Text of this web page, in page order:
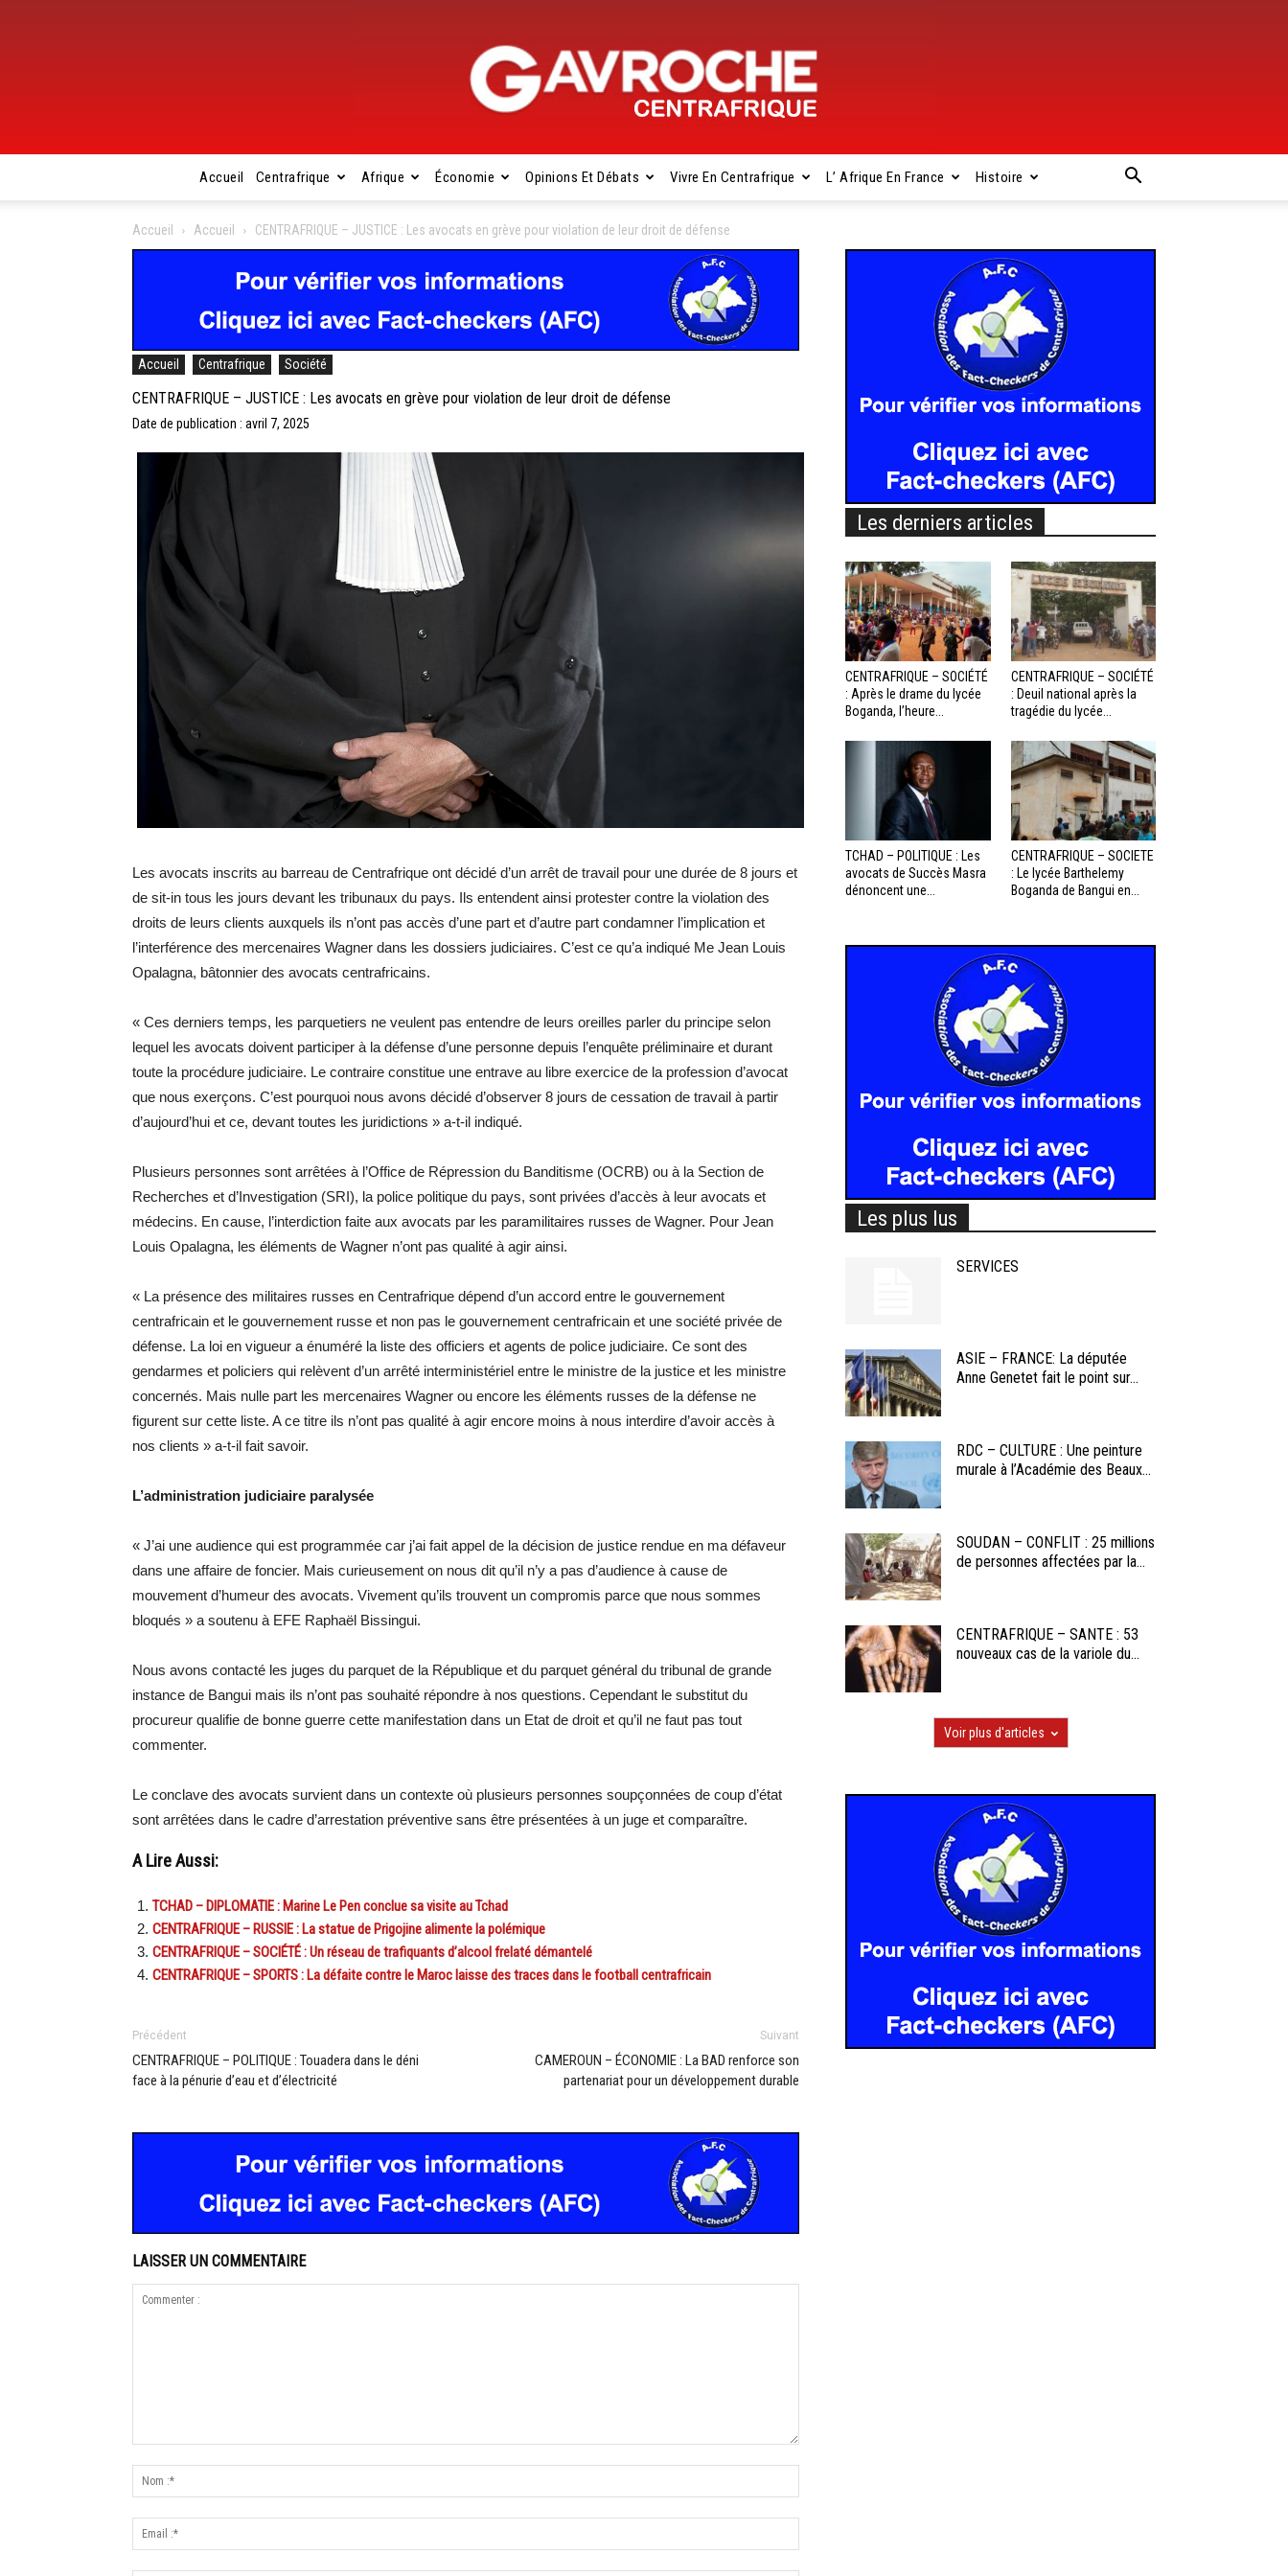
Centrafrique
Accueil Centrafrique Afrique Économie Opinions Et Débats Vivre En Centrafrique L’ Afrique En France Histoire
Accueil Accueil CENTRAFRIQUE – JUSTICE : Les avocats en grève pour violation de leur droit de défense
Accueil Centrafrique Société
CENTRAFRIQUE – JUSTICE : Les avocats en grève pour violation de leur droit de défense
Date de publication : avril 7, 2025
Les avocats inscrits au barreau de Centrafrique ont décidé d’un arrêt de travail pour une durée de 8 jours et
de sit-in tous les jours devant les tribunaux du pays. Ils entendent ainsi protester contre la violation des
droits de leurs clients auxquels ils n’ont pas accès d’une part et d’autre part condamner l’implication et
l’interférence des mercenaires Wagner dans les dossiers judiciaires. C’est ce qu’a indiqué Me Jean Louis
Opalagna, bâtonnier des avocats centrafricains.
« Ces derniers temps, les parquetiers ne veulent pas entendre de leurs oreilles parler du principe selon
lequel les avocats doivent participer à la défense d’une personne depuis l’enquête préliminaire et durant
toute la procédure judiciaire. Le contraire constitue une entrave au libre exercice de la profession d’avocat
que nous exerçons. C’est pourquoi nous avons décidé d’observer 8 jours de cessation de travail à partir
d’aujourd’hui et ce, devant toutes les juridictions » a-t-il indiqué.
Plusieurs personnes sont arrêtées à l’Office de Répression du Banditisme (OCRB) ou à la Section de
Recherches et d’Investigation (SRI), la police politique du pays, sont privées d’accès à leur avocats et
médecins. En cause, l’interdiction faite aux avocats par les paramilitaires russes de Wagner. Pour Jean
Louis Opalagna, les éléments de Wagner n’ont pas qualité à agir ainsi.
« La présence des militaires russes en Centrafrique dépend d’un accord entre le gouvernement
centrafricain et le gouvernement russe et non pas le gouvernement centrafricain et une société privée de
défense. La loi en vigueur a énuméré la liste des officiers et agents de police judiciaire. Ce sont des
gendarmes et policiers qui relèvent d’un arrêté interministériel entre le ministre de la justice et les ministre
concernés. Mais nulle part les mercenaires Wagner ou encore les éléments russes de la défense ne
figurent sur cette liste. A ce titre ils n’ont pas qualité à agir encore moins à nous interdire d’avoir accès à
nos clients » a-t-il fait savoir.
L’administration judiciaire paralysée
« J’ai une audience qui est programmée car j’ai fait appel de la décision de justice rendue en ma défaveur
dans une affaire de foncier. Mais curieusement on nous dit qu’il n’y a pas d’audience à cause de
mouvement d’humeur des avocats. Vivement qu’ils trouvent un compromis parce que nous sommes
bloqués » a soutenu à EFE Raphaël Bissingui.
Nous avons contacté les juges du parquet de la République et du parquet général du tribunal de grande
instance de Bangui mais ils n’ont pas souhaité répondre à nos questions. Cependant le substitut du
procureur qualifie de bonne guerre cette manifestation dans un Etat de droit et qu’il ne faut pas tout
commenter.
Le conclave des avocats survient dans un contexte où plusieurs personnes soupçonnées de coup d’état
sont arrêtées dans le cadre d’arrestation préventive sans être présentées à un juge et comparaître.
A Lire Aussi:
TCHAD – DIPLOMATIE : Marine Le Pen conclue sa visite au Tchad
CENTRAFRIQUE – RUSSIE : La statue de Prigojine alimente la polémique
CENTRAFRIQUE – SOCIÉTÉ : Un réseau de trafiquants d’alcool frelaté démantelé
CENTRAFRIQUE – SPORTS : La défaite contre le Maroc laisse des traces dans le football centrafricain
Précédent
CENTRAFRIQUE – POLITIQUE : Touadera dans le déni
face à la pénurie d’eau et d’électricité
Suivant
CAMEROUN – ÉCONOMIE : La BAD renforce son
partenariat pour un développement durable
LAISSER UN COMMENTAIRE
Les derniers articles
CENTRAFRIQUE – SOCIÉTÉ
: Après le drame du lycée
Boganda, l’heure...
CENTRAFRIQUE – SOCIÉTÉ
: Deuil national après la
tragédie du lycée...
TCHAD – POLITIQUE : Les
avocats de Succès Masra
dénoncent une...
CENTRAFRIQUE – SOCIETE
: Le lycée Barthelemy
Boganda de Bangui en...
Les plus lus
SERVICES
ASIE – FRANCE: La députée
Anne Genetet fait le point sur...
RDC – CULTURE : Une peinture
murale à l’Académie des Beaux...
SOUDAN – CONFLIT : 25 millions
de personnes affectées par la...
CENTRAFRIQUE – SANTE : 53
nouveaux cas de la variole du...
Voir plus d'articles